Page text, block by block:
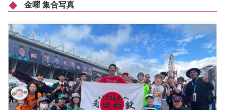
金曜 集合写真